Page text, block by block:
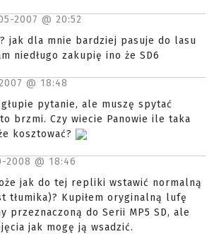
2007 @ 20:52
jak dla mnie bardziej pasuje do lasu
niedługo zakupię ino że SD6
@ 18:48
pytanie, ale muszę spytać
brzmi. Czy wiecie Panowie ile taka
kosztować?
2008 @ 18:46
jak do tej repliki wstawić normalną
tłumika)? Kupiłem oryginalną lufę
przeznaczoną do Serii MP5 SD, ale
jak mogę ją wsadzić.